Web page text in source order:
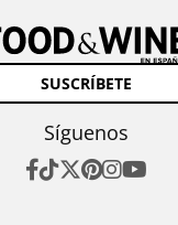
SUSCRÍBETE
Síguenos